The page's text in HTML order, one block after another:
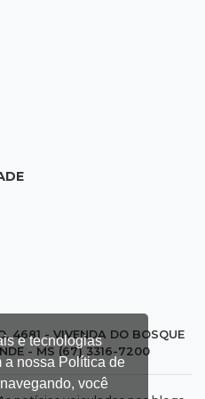
e tecnologias
a nossa Política de
você
leva a pedido
100 km/h
4681 - VIVENDA DO BOSQUE
- MS (67) 3316-7200